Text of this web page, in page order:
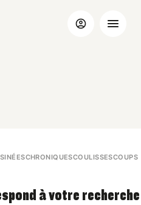
CHRONIQUESCOULISSESCOUPS
à votre recherche